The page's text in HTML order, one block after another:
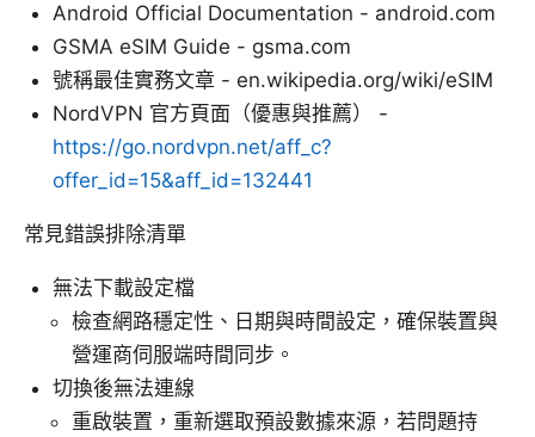
Android Official Documentation - android.com
GSMA eSIM Guide - gsma.com
號稱最佳實務文章 - en.wikipedia.org/wiki/eSIM
NordVPN 官方頁面（優惠與推薦） -
https://go.nordvpn.net/aff_c?
offer_id=15&aff_id=132441
常見錯誤排除清單
無法下載設定檔
檢查網路穩定性、日期與時間設定，確保裝置與
營運商伺服端時間同步。
切換後無法連線
重啟裝置，重新選取預設數據來源，若問題持